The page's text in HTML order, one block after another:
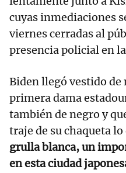
cuyas inmediaciones
viernes cerradas al
presencia policial en
Biden llegó vestido de
primera dama
también de negro y
traje de su chaqueta
grulla blanca, un
en esta ciudad